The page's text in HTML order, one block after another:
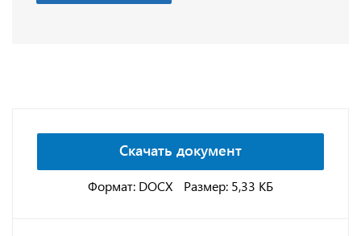
Скачать документ
Формат: DOCX Размер: 5,33 КБ